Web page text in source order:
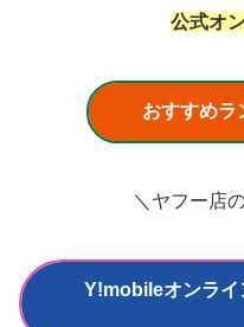
公式オ
おすすめラ
＼ヤフー店
Y!mobileオンライ